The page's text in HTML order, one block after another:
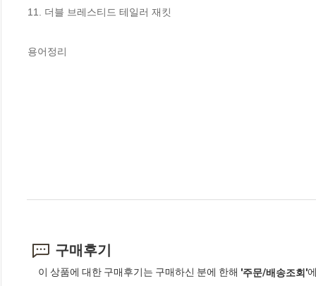
11. 더블 브레스티드 테일러 재킷
용어정리
구매후기
이 상품에 대한 구매후기는 구매하신 분에 한해 '주문/배송조회'